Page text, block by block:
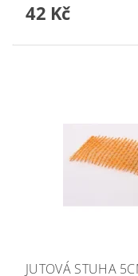
42 Kč
JUTOVÁ STUHA